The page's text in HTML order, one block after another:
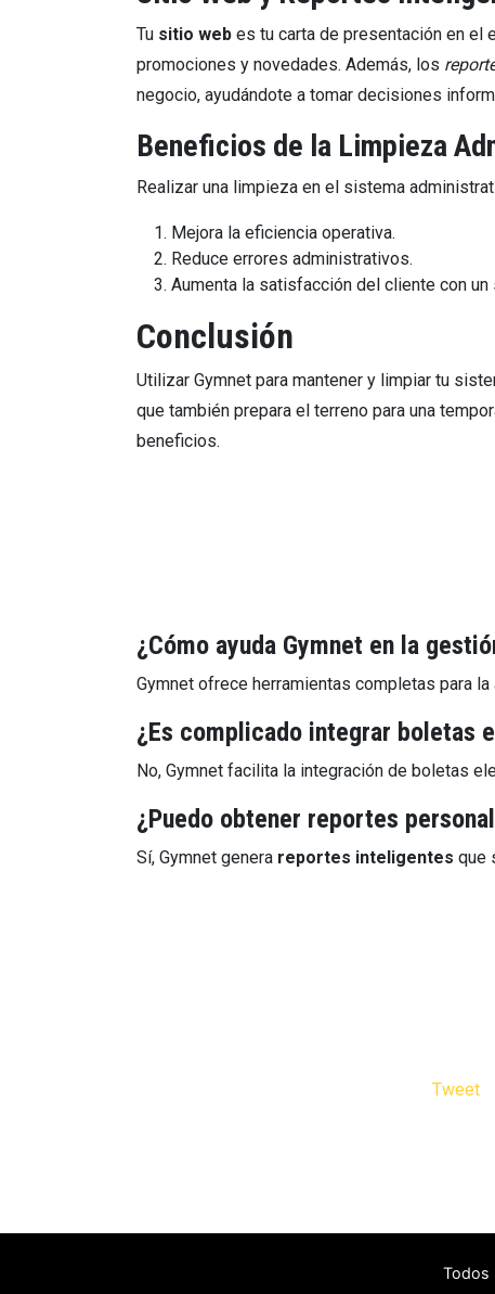
Tu sitio web es tu carta de presentación en el
promociones y novedades. Además, los
negocio, ayudándote a tomar decisiones
Beneficios de la Limpieza
Realizar una limpieza en el sistema
Mejora la eficiencia operativa.
Reduce errores administrativos.
Aumenta la satisfacción del cliente con un
Conclusión
Utilizar Gymnet para mantener y limpiar tu
que también prepara el terreno para una
beneficios.
¿Cómo ayuda Gymnet en la
Gymnet ofrece herramientas completas para
¿Es complicado integrar boletas
No, Gymnet facilita la integración de boletas
¿Puedo obtener reportes
Sí, Gymnet genera reportes inteligentes que
Tweet
Todos